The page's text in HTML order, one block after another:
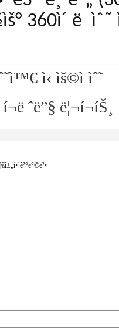
360ì´ ë ìˆ˜
ì‹ ìš©ì ìˆ˜
ˆë”§ ë¦¬í¬íŠ¸